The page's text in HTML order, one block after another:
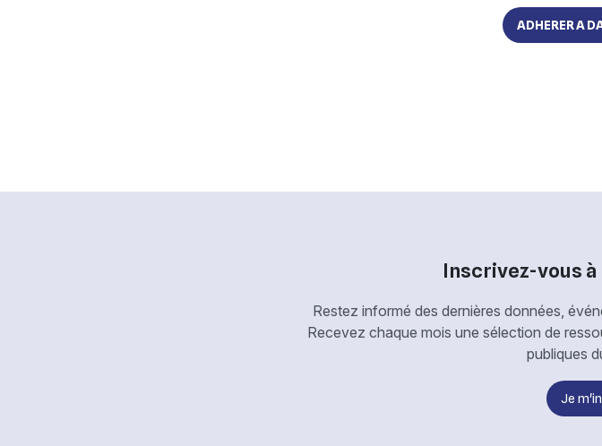
ADHERER A
Inscrivez-vous
Restez informé des dernières données,
Recevez chaque mois une sélection de
publiques
Je